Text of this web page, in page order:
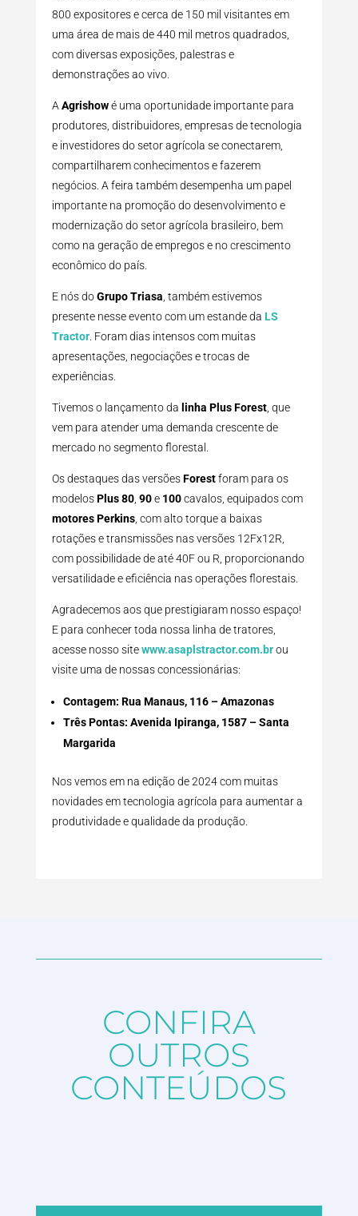
800 expositores e cerca de 150 mil visitantes em
uma área de mais de 440 mil metros quadrados,
com diversas exposições, palestras e
demonstrações ao vivo.
AAgrishowé uma oportunidade importante para
produtores, distribuidores, empresas de tecnologia
e investidores do setor agrícola se conectarem,
compartilharem conhecimentos e fazerem
negócios. A feira também desempenha um papel
importante na promoção do desenvolvimento e
modernização do setor agrícola brasileiro, bem
como na geração de empregos e no crescimento
econômico do país.
E nós doGrupo Triasa, também estivemos
presente nesse evento com um estande da LS
Tractor. Foram dias intensos com muitas
apresentações, negociações e trocas de
experiências.
Tivemos o lançamento da linha Plus Forest, que
vem para atender uma demanda crescente de
mercado no segmento florestal.
Os destaques das versõesForestforam para os
modelosPlus 80, 90e 100cavalos, equipados com
motores Perkins, com alto torque a baixas
rotações e transmissões nas versões 12Fx12R,
com possibilidade de até 40F ou R, proporcionando
versatilidade e eficiência nas operações florestais.
Agradecemos aos que prestigiaram nosso espaço!
E para conhecer toda nossa linha de tratores,
acesse nosso sitewww.asaplstractor.com.brou
visite uma de nossas concessionárias:
Contagem: Rua Manaus, 116 – Amazonas
Três Pontas: Avenida Ipiranga, 1587 – Santa
Margarida
Nos vemos em na edição de 2024 com muitas
novidades em tecnologia agrícola para aumentar a
produtividade e qualidade da produção.
CONFIRA
OUTROS
CONTEÚDOS